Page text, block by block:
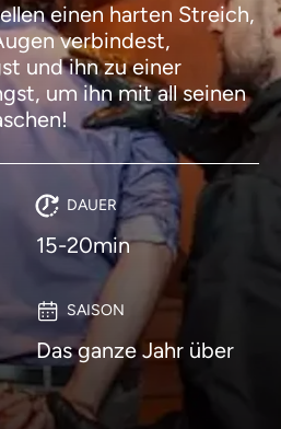
einen harten Streich,
verbindest,
und ihn zu einer
um ihn mit all seinen
DAUER
15-20min
SAISON
Das ganze Jahr über